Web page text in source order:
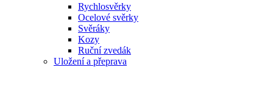
Rychlosvěrky
Ocelové svěrky
Svěráky
Kozy
Ruční zvedák
Uložení a přeprava